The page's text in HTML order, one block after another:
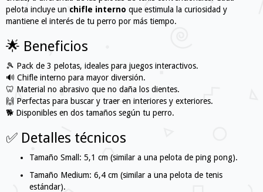
pelota incluye un chifle interno que estimula la curiosidad y
mantiene el interés de tu perro por más tiempo.
🌟 Beneficios
🎾 Pack de 3 pelotas, ideales para juegos interactivos.
🔊 Chifle interno para mayor diversión.
🦷 Material no abrasivo que no daña los dientes.
🙌 Perfectas para buscar y traer en interiores y exteriores.
🐕 Disponibles en dos tamaños según tu perro.
✅ Detalles técnicos
Tamaño Small: 5,1 cm (similar a una pelota de ping pong).
Tamaño Medium: 6,4 cm (similar a una pelota de tenis
estándar).